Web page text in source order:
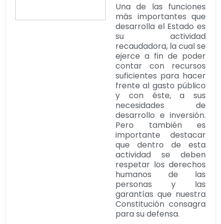
Una de las funciones
más importantes que
desarrolla el Estado es
su actividad
recaudadora, la cual se
ejerce a fin de poder
contar con recursos
suficientes para hacer
frente al gasto público
y con éste, a sus
necesidades de
desarrollo e inversión.
Pero también es
importante destacar
que dentro de esta
actividad se deben
respetar los derechos
humanos de las
personas y las
garantías que nuestra
Constitución consagra
para su defensa.